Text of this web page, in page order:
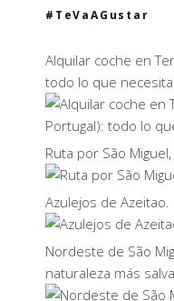
#TeVaAGustar
Alquilar coche en
todo lo que
Ruta por São
Azulejos de Azeitao.
Nordeste de São
naturaleza más